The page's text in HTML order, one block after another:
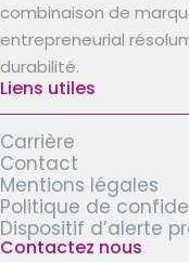
combinaison de
entrepreneurial
durabilité.
Liens utiles
Carrière
Contact
Mentions légales
Politique de
Dispositif d’alerte
Contactez nous